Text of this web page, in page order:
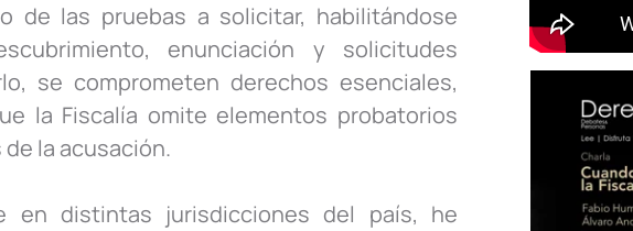
de las pruebas a solicitar, habilitándose
enunciación y solicitudes
se comprometen derechos esenciales,
la Fiscalía omite elementos probatorios
la acusación.
en distintas jurisdicciones del país, he